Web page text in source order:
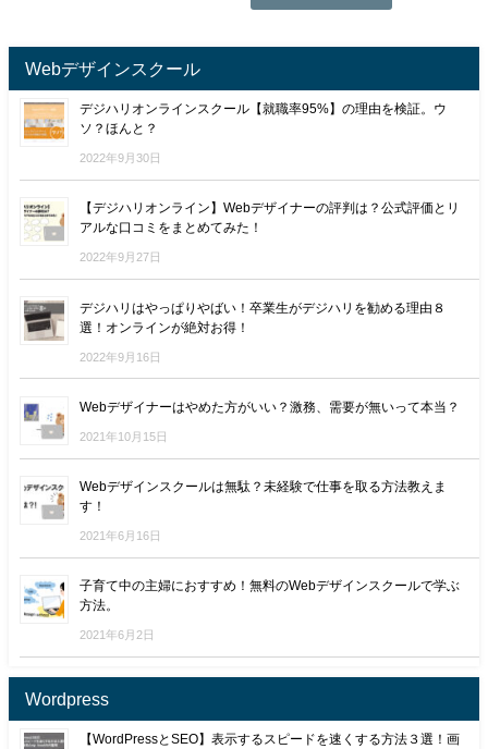
Webデザインスクール
デジハリオンラインスクール【就職率95%】の理由を検証。ウ
ソ？ほんと？
2022年9月30日
【デジハリオンライン】Webデザイナーの評判は？公式評価とリ
アルな口コミをまとめてみた！
2022年9月27日
デジハリはやっぱりやばい！卒業生がデジハリを勧める理由８
選！オンラインが絶対お得！
2022年9月16日
Webデザイナーはやめた方がいい？激務、需要が無いって本当？
2021年10月15日
Webデザインスクールは無駄？未経験で仕事を取る方法教えま
す！
2021年6月16日
子育て中の主婦におすすめ！無料のWebデザインスクールで学ぶ
方法。
2021年6月2日
Wordpress
【WordPressとSEO】表示するスピードを速くする方法３選！画